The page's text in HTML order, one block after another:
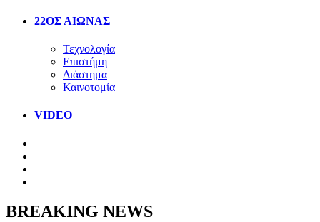
22ΟΣ ΑΙΩΝΑΣ
Τεχνολογία
Επιστήμη
Διάστημα
Καινοτομία
VIDEO
BREAKING NEWS